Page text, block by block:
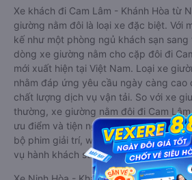
Xe khách đi Cam Lâm - Khánh Hòa từ
giường nằm đôi là loại xe đặc biệt. Với
kế như một phòng ngủ khách sạn
dòng xe giường nằm cho cặp đôi đi
mới xuất hiện tại Việt Nam. Loại xe
nhằm đáp ứng yêu cầu ngày càng cao
chất lượng dịch vụ vận tải. So với xe
thường, xe giường nằm đôi đi Cam
ưu điểm và tiện nghi vượt trội. Màn
bộ phim giải trí, wifi, và nước uống và
vụ hành khách suốt hành trình.